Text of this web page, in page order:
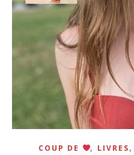
COUP DE , LIVRES,